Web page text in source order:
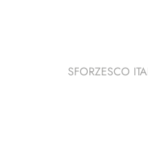
SFORZESCO